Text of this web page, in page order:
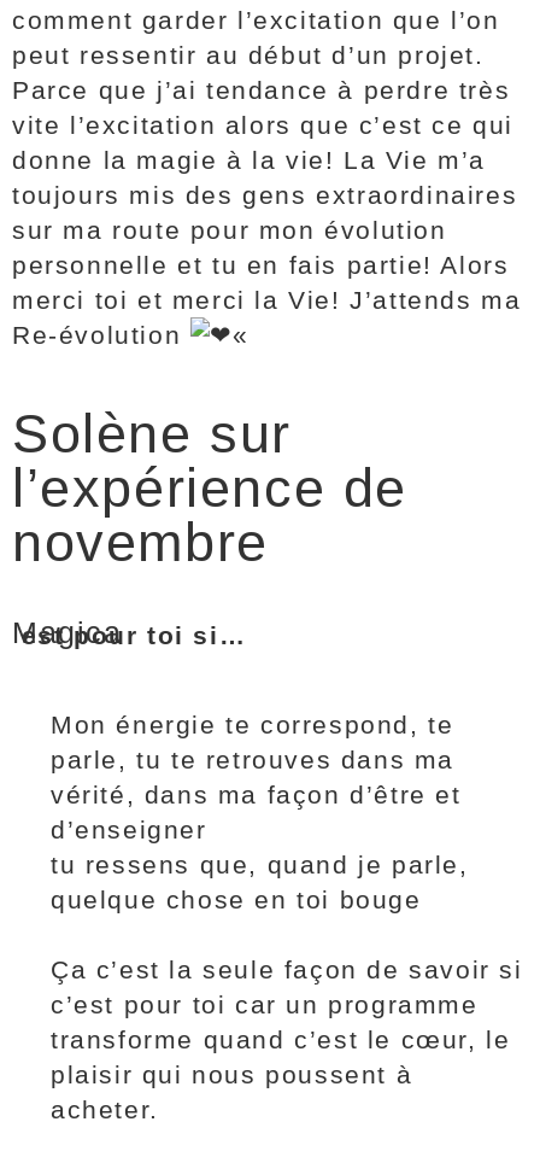
comment garder l’excitation que l’on
peut ressentir au début d’un projet.
Parce que j’ai tendance à perdre très
vite l’excitation alors que c’est ce qui
donne la magie à la vie! La Vie m’a
toujours mis des gens extraordinaires
sur ma route pour mon évolution
personnelle et tu en fais partie! Alors
merci toi et merci la Vie! J’attends ma
Re-évolution
«
Solène sur
l’expérience de
novembre
est pour toi si…
Mon énergie te correspond, te
parle, tu te retrouves dans ma
vérité, dans ma façon d’être et
d’enseigner
tu ressens que, quand je parle,
quelque chose en toi bouge
Ça c’est la seule façon de savoir si
c’est pour toi car un programme
transforme quand c’est le cœur, le
plaisir qui nous poussent à
acheter.
Magica